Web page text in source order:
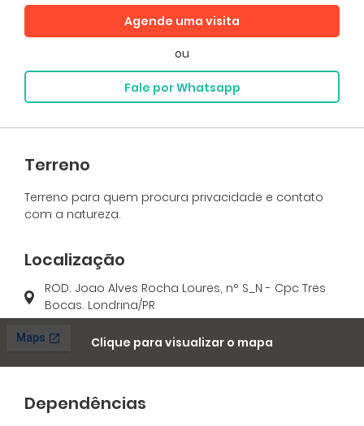
Agende uma visita
ou
Fale por Whatsapp
Terreno
Terreno para quem procura privacidade e contato
com a natureza.
Localização
ROD. Joao Alves Rocha Loures, n° S_N - Cpc Tres
Bocas. Londrina/PR
Clique para visualizar o mapa
Dependências